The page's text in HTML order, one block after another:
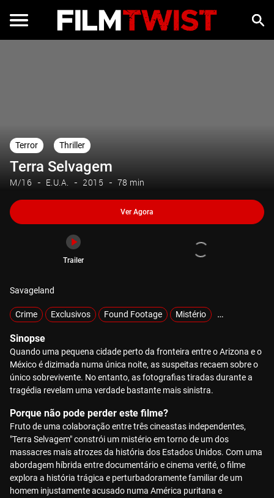
Terror Thriller
Terra Selvagem
M/16 E.U.A. 2015 78 min
Ver Agora
Trailer
Savageland
Crime Exclusivos Found Footage Mistério Sobrenatural
Sinopse
Quando uma pequena cidade perto da fronteira entre o Arizona e o
México é dizimada numa única noite, as suspeitas recaem sobre o
único sobrevivente. No entanto, as fotografias tiradas durante a
tragédia revelam uma verdade bastante mais sinistra.
Porque não pode perder este filme?
Fruto de uma colaboração entre três cineastas independentes,
"Terra Selvagem" constrói um mistério em torno de um dos
massacres mais atrozes da história dos Estados Unidos. Com uma
abordagem híbrida entre documentário e cinema verité, o filme
explora a história trágica e perturbadoramente familiar de um
homem injustamente acusado numa América puritana e